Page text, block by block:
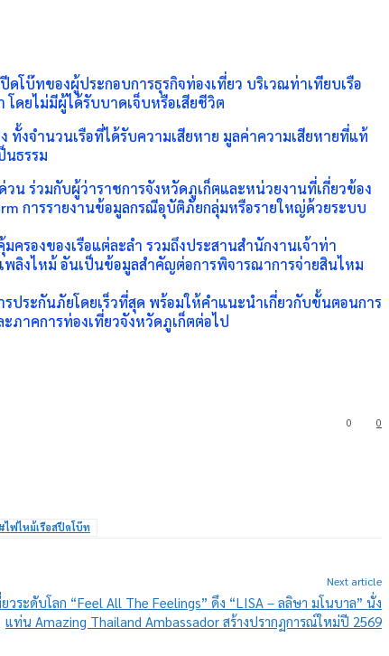
โบ๊ทของผู้ประกอบการธุรกิจท่องเที่ยว บริเวณท่าเทียบเรือ
โดยไม่มีผู้ได้รับบาดเจ็บหรือเสียชีวิต
งจำนวนเรือที่ได้รับความเสียหาย มูลค่าความเสียหายที่แท้
นธรรม
น ร่วมกับผู้ว่าราชการจังหวัดภูเก็ตและหน่วยงานที่เกี่ยวข้อง
การรายงานข้อมูลกรณีอุบัติภัยกลุ่มหรือรายใหญ่ด้วยระบบ
รองของเรือแต่ละลำ รวมถึงประสานสำนักงานเจ้าท่า
ลิงไหม้ อันเป็นข้อมูลสำคัญต่อการพิจารณาการจ่ายสินไหม
ประกันภัยโดยเร็วที่สุด พร้อมให้คำแนะนำเกี่ยวกับขั้นตอนการ
ภาคการท่องเที่ยวจังหวัดภูเก็ตต่อไป
0
0
ไฟไหม้เรือสปีดโบ๊ท
Next article
ะดับโลก “Feel All The Feelings” ดึง “LISA – ลลิษา มโนบาล” นั่ง
แท่น Amazing Thailand Ambassador สร้างปรากฏการณ์ใหม่ปี 2569